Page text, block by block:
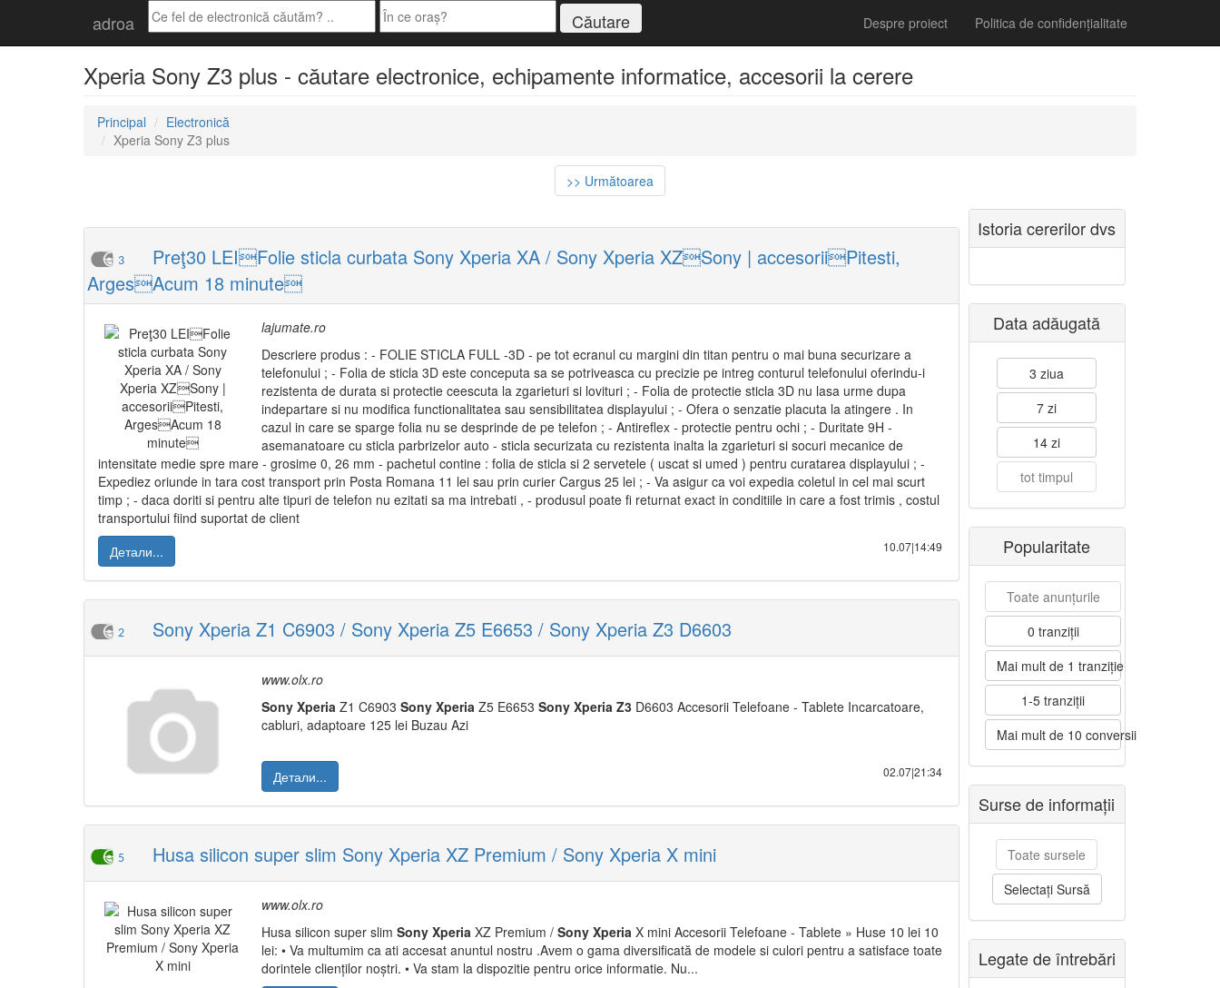
adroa Despre proiect Politica de confidențialitate
Xperia Sony Z3 plus - căutare electronice, echipamente informatice, accesorii la cerere
Principal
Electronică
Xperia Sony Z3 plus
>> Următoarea
3
Preţ30 LEIFolie sticla curbata Sony Xperia XA / Sony Xperia XZSony | accesoriiPitesti,
ArgesAcum 18 minute
lajumate.ro
Descriere produs : - FOLIE STICLA FULL -3D - pe tot ecranul cu margini din titan pentru o mai buna securizare a
telefonului ; - Folia de sticla 3D este conceputa sa se potriveasca cu precizie pe intreg conturul telefonului oferindu-i
rezistenta de durata si protectie ceescuta la zgarieturi si lovituri ; - Folia de protectie sticla 3D nu lasa urme dupa
indepartare si nu modifica functionalitatea sau sensibilitatea displayului ; - Ofera o senzatie placuta la atingere . In
cazul in care se sparge folia nu se desprinde de pe telefon ; - Antireflex - protectie pentru ochi ; - Duritate 9H -
asemanatoare cu sticla parbrizelor auto - sticla securizata cu rezistenta inalta la zgarieturi si socuri mecanice de
intensitate medie spre mare - grosime 0, 26 mm - pachetul contine : folia de sticla si 2 servetele ( uscat si umed ) pentru curatarea displayului ; -
Expediez oriunde in tara cost transport prin Posta Romana 11 lei sau prin curier Cargus 25 lei ; - Va asigur ca voi expedia coletul in cel mai scurt
timp ; - daca doriti si pentru alte tipuri de telefon nu ezitati sa ma intrebati , - produsul poate fi returnat exact in conditiile in care a fost trimis , costul
transportului fiind suportat de client
Детали...
10.07|14:49
2 Sony Xperia Z1 C6903 / Sony Xperia Z5 E6653 / Sony Xperia Z3 D6603
www.olx.ro
Sony Xperia Z1 C6903 Sony Xperia Z5 E6653 Sony Xperia Z3 D6603 Accesorii Telefoane - Tablete Incarcatoare,
cabluri, adaptoare 125 lei Buzau Azi
Детали... 02.07|21:34
5 Husa silicon super slim Sony Xperia XZ Premium / Sony Xperia X mini
www.olx.ro
Husa silicon super slim Sony Xperia XZ Premium / Sony Xperia X mini Accesorii Telefoane - Tablete » Huse 10 lei 10
lei: • Va multumim ca ati accesat anuntul nostru .Avem o gama diversificată de modele si culori pentru a satisface toate
dorintele clienților noștri. • Va stam la dispozitie pentru orice informatie. Nu...
Istoria cererilor dvs
Data adăugată
3 ziua
7 zi
14 zi
tot timpul
Popularitate
Toate anunțurile
0 tranziții
Mai mult de 1 tranziție
1-5 tranziții
Mai mult de 10 conversii
Surse de informații
Toate sursele
Selectați Sursă
Legate de întrebări